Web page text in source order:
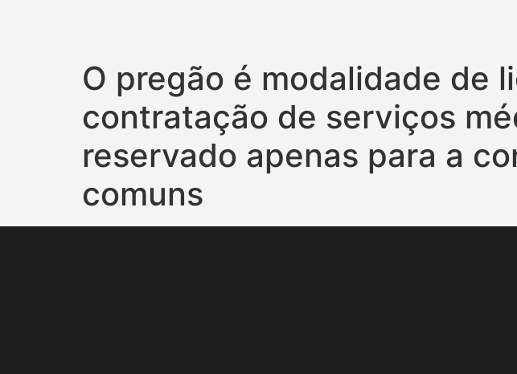
O pregão é modalidade de
contratação de serviços
reservado apenas para a
comuns